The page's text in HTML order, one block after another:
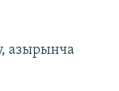
азырынча